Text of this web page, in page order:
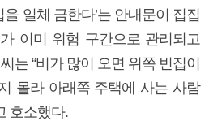
일체 금한다’는 안내문이 집집
이미 위험 구간으로 관리되고
는 “비가 많이 오면 위쪽 빈집이
몰라 아래쪽 주택에 사는 사람
호소했다.